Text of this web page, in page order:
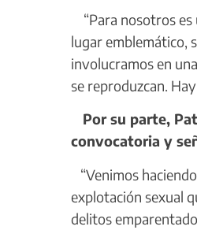
“Para nosotros es
lugar emblemático,
involucramos en
se reproduzcan.
Por su parte,
convocatoria y
“Venimos
explotación sexual
delitos